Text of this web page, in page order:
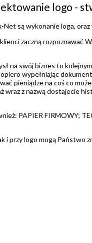
logo -
Net są wykonanie loga,
zaczną rozpoznawać
na swój biznes to
wypełniając
pieniądze na coś co
wraz z nazwą dostajecie
PAPIER FIRMOWY;
i przy logo mogą